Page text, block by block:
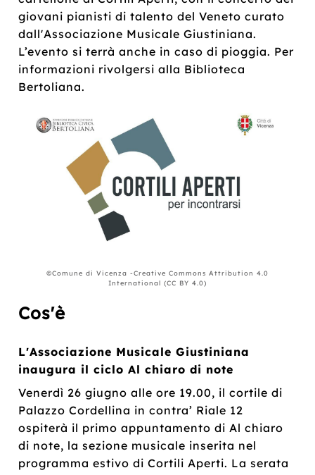
giovani pianisti di talento del Veneto curato
dall'Associazione Musicale Giustiniana.
L’evento si terrà anche in caso di pioggia. Per
informazioni rivolgersi alla Biblioteca
Bertoliana.
©Comune di Vicenza -Creative Commons Attribution 4.0
International (CC BY 4.0)
Cos'è
L'Associazione Musicale Giustiniana
inaugura il ciclo Al chiaro di note
Venerdì 26 giugno alle ore 19.00, il cortile di
Palazzo Cordellina in contra’ Riale 12
ospiterà il primo appuntamento di Al chiaro
di note, la sezione musicale inserita nel
programma estivo di Cortili Aperti. La serata